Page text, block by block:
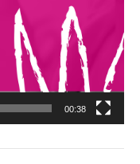
00:38